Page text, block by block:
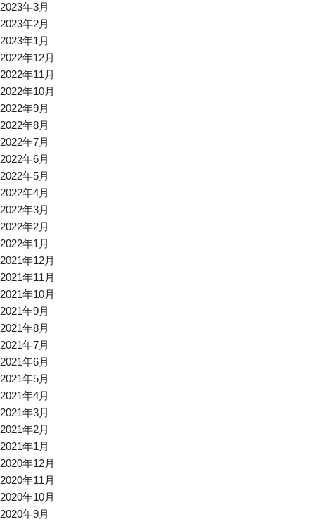
2023年3月
2023年2月
2023年1月
2022年12月
2022年11月
2022年10月
2022年9月
2022年8月
2022年7月
2022年6月
2022年5月
2022年4月
2022年3月
2022年2月
2022年1月
2021年12月
2021年11月
2021年10月
2021年9月
2021年8月
2021年7月
2021年6月
2021年5月
2021年4月
2021年3月
2021年2月
2021年1月
2020年12月
2020年11月
2020年10月
2020年9月